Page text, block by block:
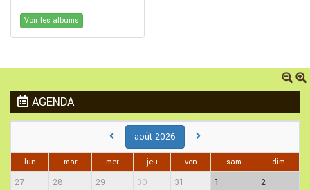
Voir les albums
AGENDA
août 2026
lun mar mer jeu ven sam dim
27 28 29 30 31 1
2